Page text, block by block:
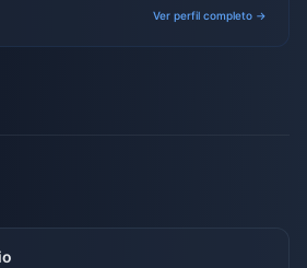
Ver perfil completo →